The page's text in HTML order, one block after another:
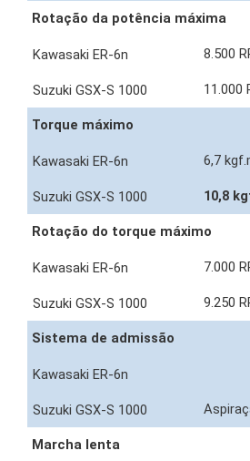
Rotação da potência máxima
8.500
11.000
Torque máximo
6,7
10,8
Rotação do torque máximo
7.000
9.250
Sistema de admissão
Marcha lenta